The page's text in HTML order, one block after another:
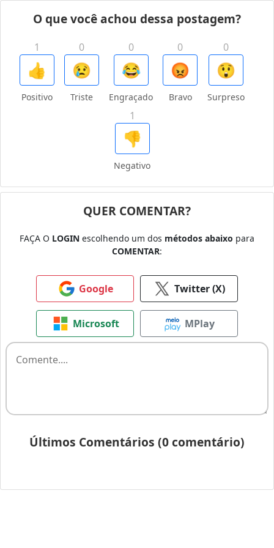
O que você achou dessa postagem?
1
👍
Positivo
0
😢
Triste
0
😂
Engraçado
0
😡
Bravo
0
😲
Surpreso
1
👎
Negativo
QUER COMENTAR?
FAÇA O LOGIN escolhendo um dos métodos abaixo para
COMENTAR:
Google Twitter (X)
Microsoft MPlay
Últimos Comentários (0 comentário)